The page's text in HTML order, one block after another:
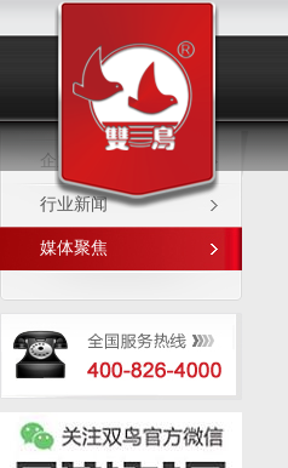
媒体聚焦
企业新闻
行业新闻
媒体聚焦